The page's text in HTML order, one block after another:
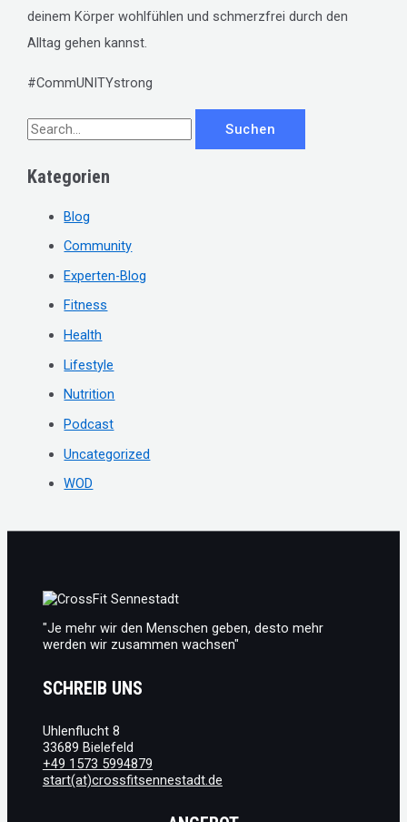
deinem Körper wohlfühlen und schmerzfrei durch den
Alltag gehen kannst.
#CommUNITYstrong
S
c
Kategorien
Blog
Community
Experten-Blog
Fitness
Health
Lifestyle
Nutrition
Podcast
Uncategorized
WOD
"Je mehr wir den Menschen geben, desto mehr
werden wir zusammen wachsen"
SCHREIB UNS
Uhlenflucht 8
33689 Bielefeld
+49 1573 5994879
start(at)crossfitsennestadt.de